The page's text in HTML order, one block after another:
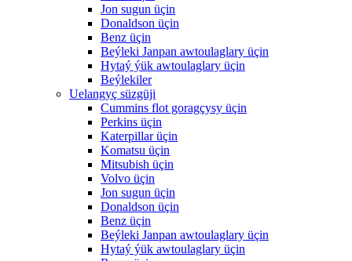
Jon sugun üçin
Donaldson üçin
Benz üçin
Beýleki Janpan awtoulaglary üçin
Hytaý ýük awtoulaglary üçin
Beýlekiler
Uelangyç süzgüji
Cummins flot goragçysy üçin
Perkins üçin
Katerpillar üçin
Komatsu üçin
Mitsubish üçin
Volvo üçin
Jon sugun üçin
Donaldson üçin
Benz üçin
Beýleki Janpan awtoulaglary üçin
Hytaý ýük awtoulaglary üçin